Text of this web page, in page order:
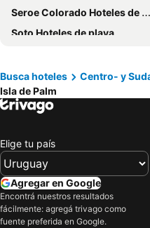
La Cabana Beach Resort & Casino
Tuscany Residence Aruba
Boardwalk Boutique Hotel Aruba
Tamarijn Aruba All Inkclusive
Victoria City Hotel
Seroe Colorado Hoteles de playa
Soto Hoteles de playa
Busca hoteles
Centro- y
Isla de Palm
Elige tu país
Agregar en Google
Encontrá nuestros resultados
fácilmente: agregá trivago como
fuente preferida en Google.